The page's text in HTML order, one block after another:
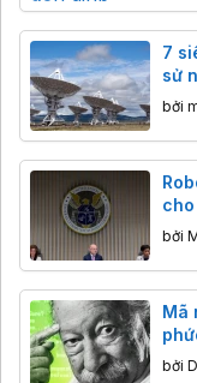
7
sử
bởi
bởi
Mã
đại
bởi